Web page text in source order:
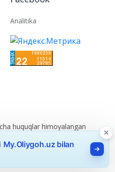
Analitika
huquqlar himoyalangan
shartlari
My.Oliygoh.uz bilan